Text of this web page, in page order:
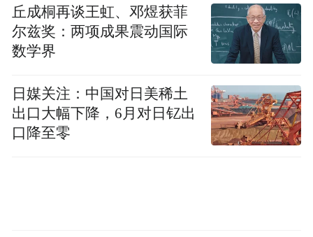
丘成桐再谈王虹、邓煜获菲
尔兹奖：两项成果震动国际
数学界
日媒关注：中国对日美稀土
出口大幅下降，6月对日钇出
口降至零